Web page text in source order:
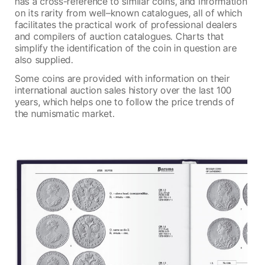
on its rarity from well–known catalogues, all of which
facilitates the practical work of professional dealers
and compilers of auction catalogues. Charts that
simplify the identification of the coin in question are
also supplied.
Some coins are provided with information on their
international auction sales history over the last 100
years, which helps one to follow the price trends of
the numismatic market.